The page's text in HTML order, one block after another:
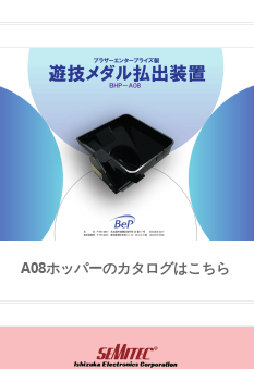
A08ホッパーのカタログはこちら